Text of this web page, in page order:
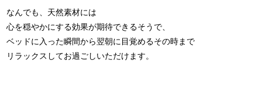
なんでも、天然素材には
心を穏やかにする効果が期待できるそうで、
ベッドに入った瞬間から翌朝に目覚めるその時まで
リラックスしてお過ごしいただけます。